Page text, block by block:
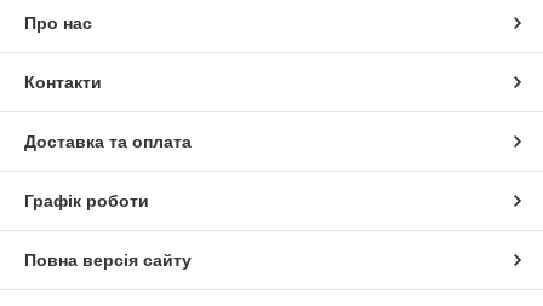
Про нас
Контакти
Доставка та оплата
Графік роботи
Повна версія сайту